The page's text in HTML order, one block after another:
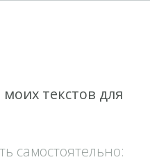
текстов для
самостоятельно: